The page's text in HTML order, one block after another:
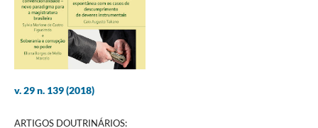
v. 29 n. 139 (2018)
ARTIGOS DOUTRINÁRIOS: